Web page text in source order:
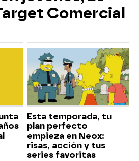
Comercial
Esta temporada, tu
plan perfecto
empieza en Neox:
risas, acción y tus
series favoritas